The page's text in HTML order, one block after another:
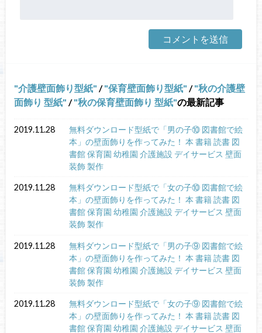
介護壁面飾り型紙 / 保育壁面飾り型紙 / 秋の介護壁
面飾り 型紙 / 秋の保育壁面飾り 型紙 の最新記事
2019.11.28
無料ダウンロード型紙で「男の子⑩ 図書館で絵
本」の壁面飾りを作ってみた！ 本 書籍 読書 図
書館 保育園 幼稚園 介護施設 デイサービス 壁面
装飾 製作
2019.11.28
無料ダウンロード型紙で「女の子⑩ 図書館で絵
本」の壁面飾りを作ってみた！ 本 書籍 読書 図
書館 保育園 幼稚園 介護施設 デイサービス 壁面
装飾 製作
2019.11.28
無料ダウンロード型紙で「男の子⑨ 図書館で絵
本」の壁面飾りを作ってみた！ 本 書籍 読書 図
書館 保育園 幼稚園 介護施設 デイサービス 壁面
装飾 製作
2019.11.28
無料ダウンロード型紙で「女の子⑨ 図書館で絵
本」の壁面飾りを作ってみた！ 本 書籍 読書 図
書館 保育園 幼稚園 介護施設 デイサービス 壁面